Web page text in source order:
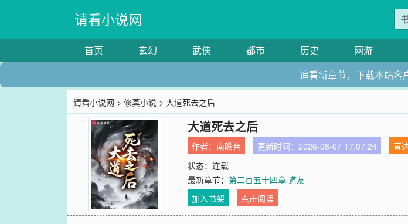
请看小说网
首页 玄幻 武侠 都市 历史 网游
追看新章节，下载本站客
请看小说网 >修真小说 > 大道死去之后
大道死去之后
作者：南瞻台 更新时间：2026-08-07 17:07:24
直
状态：连载
最新章节：第二百五十四章 道友
加入书架
点击阅读